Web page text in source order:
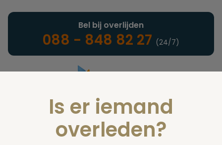
Landelijke uitvaartonderneming
Bel bij overlijden
088 - 848 82 27 (24/7)
Is er iemand
overleden?